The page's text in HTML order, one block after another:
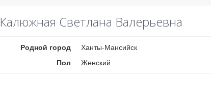
Калюжная Светлана Валерьевна
Родной город
Ханты-Мансийск
Пол
Женский